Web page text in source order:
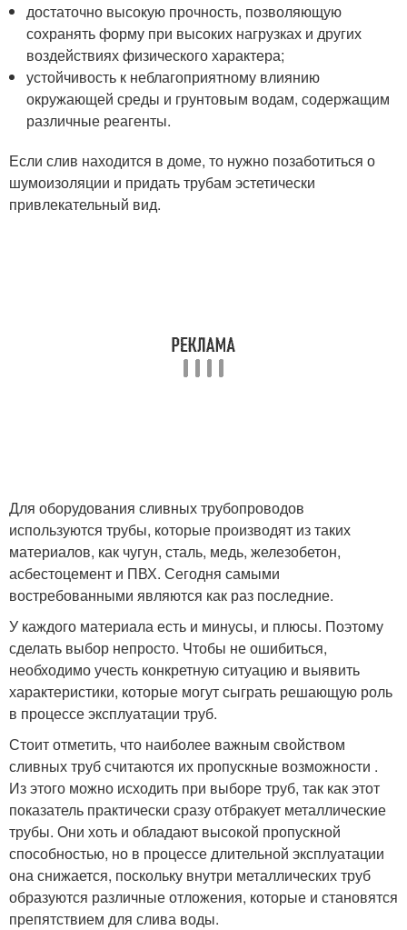
достаточно высокую прочность, позволяющую
сохранять форму при высоких нагрузках и других
воздействиях физического характера;
устойчивость к неблагоприятному влиянию
окружающей среды и грунтовым водам, содержащим
различные реагенты.
Если слив находится в доме, то нужно позаботиться о
шумоизоляции и придать трубам эстетически
привлекательный вид.
Для оборудования сливных трубопроводов
используются трубы, которые производят из таких
материалов, как чугун, сталь, медь, железобетон,
асбестоцемент и ПВХ. Сегодня самыми
востребованными являются как раз последние.
У каждого материала есть и минусы, и плюсы. Поэтому
сделать выбор непросто. Чтобы не ошибиться,
необходимо учесть конкретную ситуацию и выявить
характеристики, которые могут сыграть решающую роль
в процессе эксплуатации труб.
Стоит отметить, что наиболее важным свойством
сливных труб считаются их пропускные возможности .
Из этого можно исходить при выборе труб, так как этот
показатель практически сразу отбракует металлические
трубы. Они хоть и обладают высокой пропускной
способностью, но в процессе длительной эксплуатации
она снижается, поскольку внутри металлических труб
образуются различные отложения, которые и становятся
препятствием для слива воды.